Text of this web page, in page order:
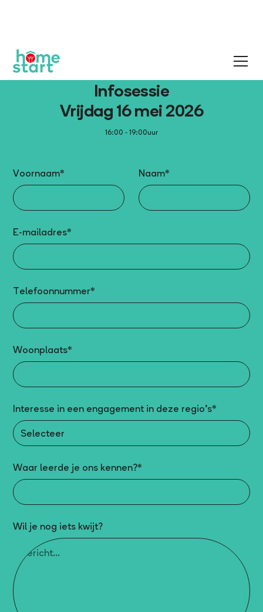
Infosessie
Vrijdag 16 mei 2026
16:00 - 19:00uur
Voornaam* Naam*
E-mailadres*
Telefoonnummer*
Woonplaats*
Interesse in een engagement in deze regio’s*
Waar leerde je ons kennen?*
Wil je nog iets kwijt?